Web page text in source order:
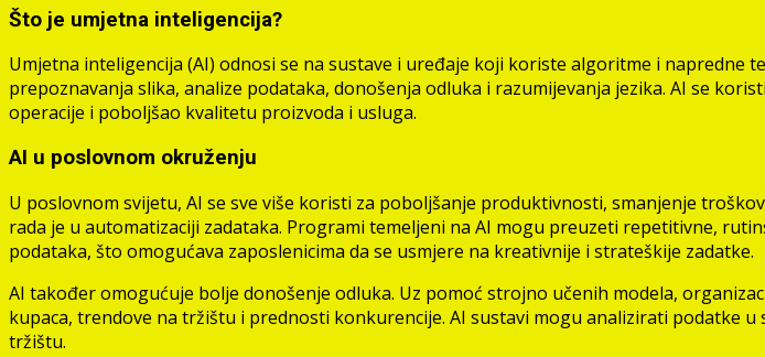
Što je umjetna inteligencija?
Umjetna inteligencija (AI) odnosi se na sustave i uređaje koji koriste algoritme i
prepoznavanja slika, analize podataka, donošenja odluka i razumijevanja jezika. AI se
operacije i poboljšao kvalitetu proizvoda i usluga.
AI u poslovnom okruženju
U poslovnom svijetu, AI se sve više koristi za poboljšanje produktivnosti, smanjenje
rada je u automatizaciji zadataka. Programi temeljeni na AI mogu preuzeti repetitivne,
podataka, što omogućava zaposlenicima da se usmjere na kreativnije i strateškije zadatke.
AI također omogućuje bolje donošenje odluka. Uz pomoć strojno učenih modela,
kupaca, trendove na tržištu i prednosti konkurencije. AI sustavi mogu analizirati podatke
tržištu.